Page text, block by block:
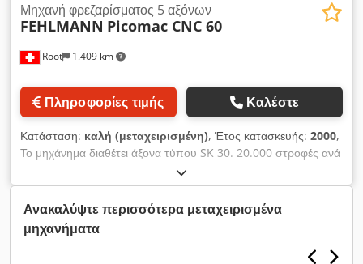
Root 1.409 km
Μηχανή φρεζαρίσματος 5 αξόνων
FEHLMANN Picomac CNC 60
Πληροφορίες τιμής Καλέστε
Κατάσταση: καλή (μεταχειρισμένη), Έτος κατασκευής: 2000,
Το μηχάνημα διαθέτει άξονα τύπου SK 30. 20.000 στροφές ανά
λεπτό. Τα εξαρτήματα που φαίνονται στην εικόνα δεν
περιλαμβάνονται. Djdpfx Anoznmqio Heck
Ανακαλύψτε περισσότερα μεταχειρισμένα
μηχανήματα